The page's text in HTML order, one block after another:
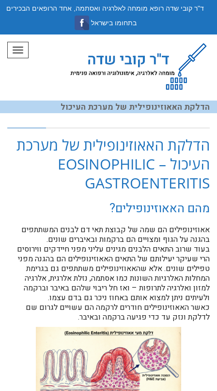
תפריט
הדלקת האאוזינופילית של מערכת העיכול
הדלקת האאוזינופילית של מערכת
העיכול – EOSINOPHILIC
GASTROENTERITIS
מהם האאוזינופילים?
אאוזינופילים הם שמה של קבוצת תאי דם לבנים המשתתפים
בהגנה על הגוף ומצויים הם ברקמות ובאיברים שונים.
בעוד שרוב התאים הלבנים מגינים עליני מפני חיידקים ווירוסים
הרי שעיקר יעילותם של התאים האאוזינופילים הם בהגנה מפני
טפילים שונים. אלא שהאאוזינופילים משתתפים גם בגרימת
המחלות האלרגיות השונות כמו אסתמה, נזלת אלרגית, אלרגיה
למזון ואלרגיה לתרופות – ואז חל ריבוי שלהם באיבר וברקמה
ולעיתים ניתן למצוא אותם באחוז ניכר גם בדם עצמו.
כאשר האאוזינופילים חודרים לרקמה הם עשויים לגרום שם
לדלקת ונזק עד כדי פגיעה ברקמה ובאיבר.
ד"ר קובי שדה רופא מומחה לאלרגיה ואסתמה, אחד הרופאים הבכירים
בתחומו בישראל